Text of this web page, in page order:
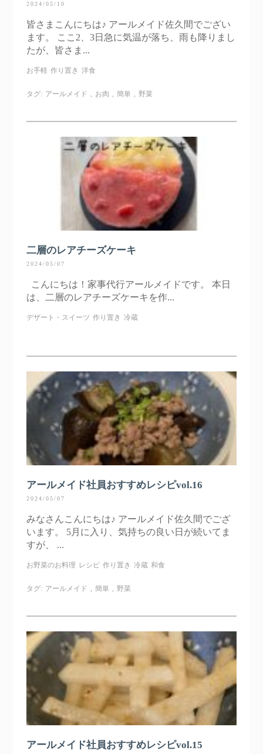
2024/05/10
皆さまこんにちは♪ アールメイド佐久間でござい
ます。 ここ2、3日急に気温が落ち、雨も降りまし
たが、皆さま...
お手軽 作り置き 洋食
タグ: アールメイド , お肉 , 簡単 , 野菜
二層のレアチーズケーキ
2024/05/07
こんにちは！家事代行アールメイドです。 本日
は、二層のレアチーズケーキを作...
デザート・スイーツ 作り置き 冷蔵
アールメイド社員おすすめレシピvol.16
2024/05/07
みなさんこんにちは♪ アールメイド佐久間でござ
います。 5月に入り、気持ちの良い日が続いてま
すが、 ...
お野菜のお料理 レシピ 作り置き 冷蔵 和食
タグ: アールメイド , 簡単 , 野菜
アールメイド社員おすすめレシピvol.15